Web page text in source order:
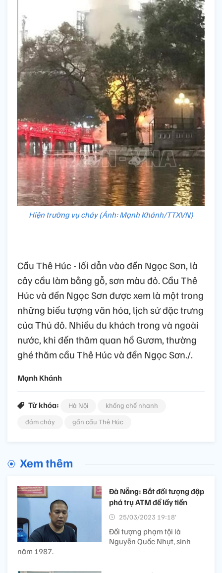
Hiện trường vụ cháy (Ảnh: Mạnh Khánh/TTXVN)
Cầu Thê Húc - lối dẫn vào đền Ngọc Sơn, là
cây cầu làm bằng gỗ, sơn màu đỏ. Cầu Thê
Húc và đền Ngọc Sơn được xem là một trong
những biểu tượng văn hóa, lịch sử đặc trưng
của Thủ đô. Nhiều du khách trong và ngoài
nước, khi đến thăm quan hồ Gươm, thường
ghé thăm cầu Thê Húc và đền Ngọc Sơn./.
Mạnh Khánh
Từ khóa: Hà Nội
khống chế nhanh
đám cháy
gần cầu Thê Húc
Xem thêm
Đà Nẵng: Bắt đối tượng đập
phá trụ ATM để lấy tiền
25/03/2023 19:18’
Đối tượng phạm tội là
Nguyễn Quốc Nhựt, sinh
năm 1987.